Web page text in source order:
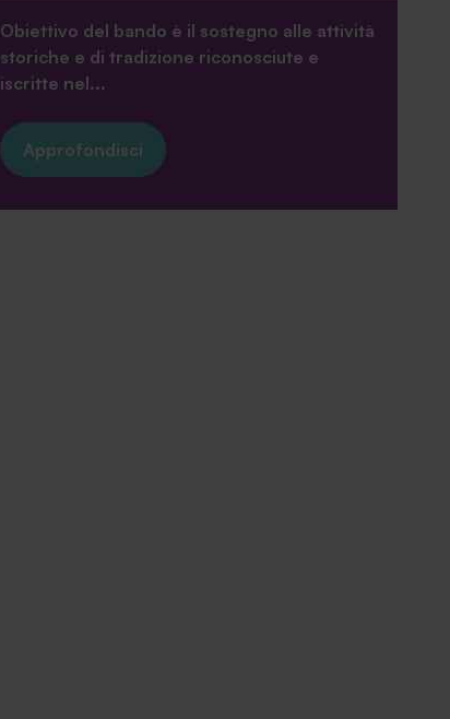
Obiettivo del bando è il sostegno alle attività
storiche e di tradizione riconosciute e
iscritte nel...
Approfondisci